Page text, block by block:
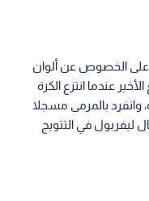
على الخصوص عن ألوان
عندما انتزع الكرة
وانفرد بالمرمى مسجلا
ليفربول في التتويج